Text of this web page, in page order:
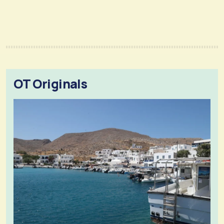
OT Originals